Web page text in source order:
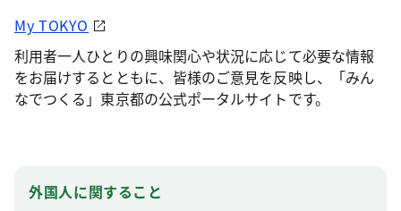
My TOKYO
利用者一人ひとりの興味関心や状況に応じて必要な情報
をお届けするとともに、皆様のご意見を反映し、「みん
なでつくる」東京都の公式ポータルサイトです。
外国人に関すること